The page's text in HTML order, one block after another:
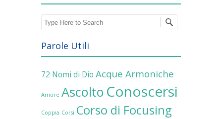
Search
Parole Utili
72 Nomi di Dio Acque Armoniche
Amore Ascolto Conoscersi
Coppia Corsi Corso di Focusing